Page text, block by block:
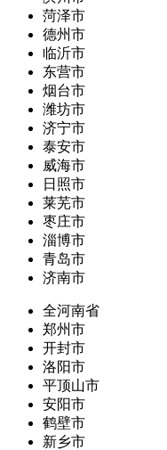
菏泽市
德州市
临沂市
东营市
烟台市
潍坊市
济宁市
泰安市
威海市
日照市
莱芜市
枣庄市
淄博市
青岛市
济南市
全河南省
郑州市
开封市
洛阳市
平顶山市
安阳市
鹤壁市
新乡市